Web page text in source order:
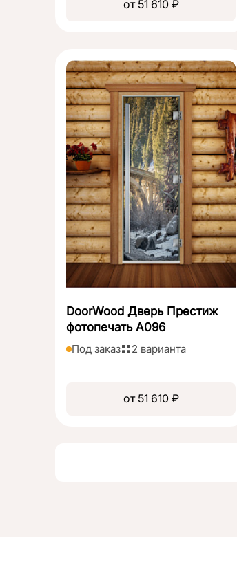
от 51 610 ₽
DoorWood Дверь Престиж
фотопечать А096
Под заказ 2 варианта
от 51 610 ₽